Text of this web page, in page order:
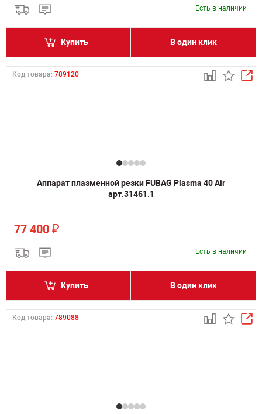
Есть в наличии
Купить В один клик
Код товара: 789120
Аппарат плазменной резки FUBAG Plasma 40 Air
арт.31461.1
77 400 ₽
Есть в наличии
Купить В один клик
Код товара: 789088